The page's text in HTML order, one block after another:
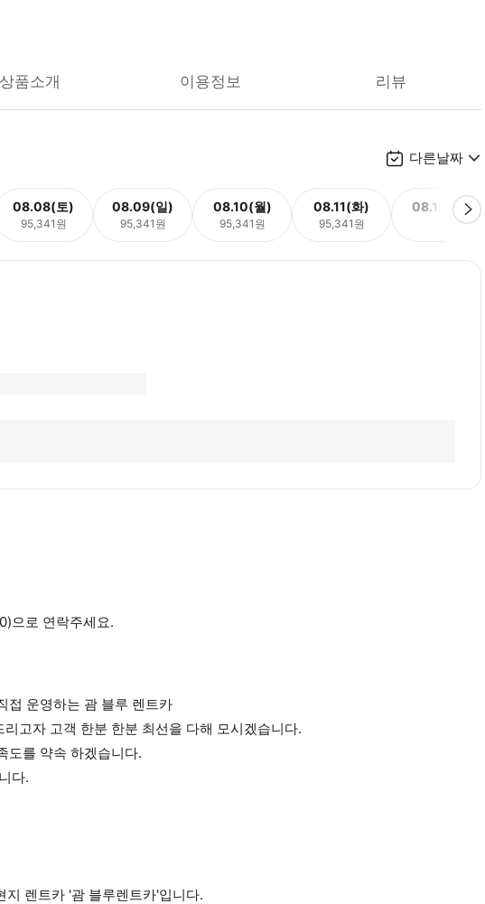
상품소개 이용정보 리뷰
다른날짜
08.08(토)
95,341원
08.09(일)
95,341원
08.10(월)
95,341원
08.11(화)
95,341원
08.12(수)
으로 연락주세요.
접 운영하는 괌 블루 렌트카
고자 고객 한분 한분 최선을 다해 모시겠습니다.
도를 약속 하겠습니다.
다.
렌트카 '괌 블루렌트카'입니다.